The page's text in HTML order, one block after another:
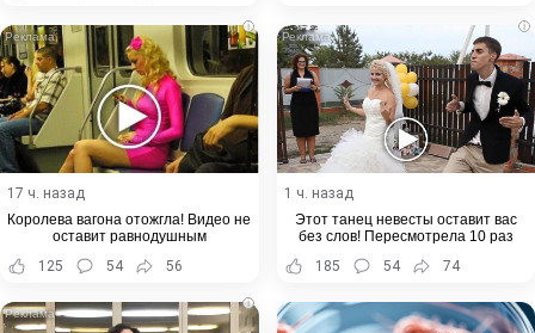
i
17 ч. назад
Королева вагона отожгла! Видео не
оставит равнодушным
125
54 56
i
1 ч. назад
Этот танец невесты оставит вас
без слов! Пересмотрела 10 раз
185
54 74
i